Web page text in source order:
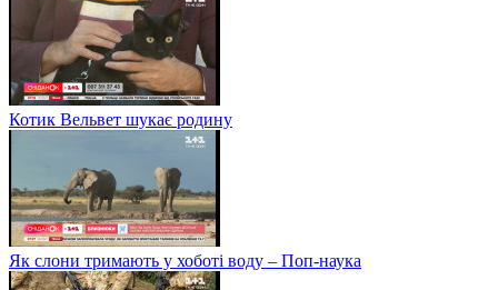
Котик Вельвет шукає родину
Як слони тримають у хоботі воду – Поп-наука